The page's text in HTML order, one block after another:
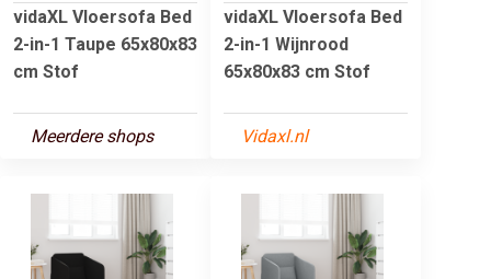
vidaXL Vloersofa Bed
2-in-1 Taupe 65x80x83
cm Stof
Meerdere shops
vidaXL Vloersofa Bed
2-in-1 Wijnrood
65x80x83 cm Stof
Vidaxl.nl